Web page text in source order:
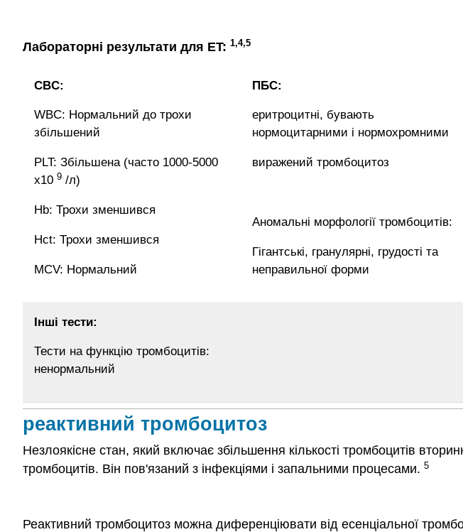
Лабораторні результати для ET: 1,4,5
CBC:
WBC: Нормальний до трохи
збільшений
PLT: Збільшена (часто 1000-5000
х10 9 /л)
Hb: Трохи зменшився
Hct: Трохи зменшився
MCV: Нормальний
ПБС:
еритроцитні, бувають
нормоцитарними і нормохромними
виражений тромбоцитоз
Аномальні морфології тромбоцитів:
Гігантські, гранулярні, грудості та
неправильної форми
Інші тести:
Тести на функцію тромбоцитів:
ненормальний
реактивний тромбоцитоз
Незлоякісне стан, який включає збільшення кількості тромбоцитів
тромбоцитів. Він пов'язаний з інфекціями і запальними процесами. 5
Реактивний тромбоцитоз можна диференціювати від есенціальної